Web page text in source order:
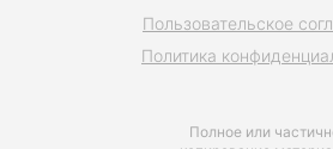
Полное или
Пользовательское
Политика